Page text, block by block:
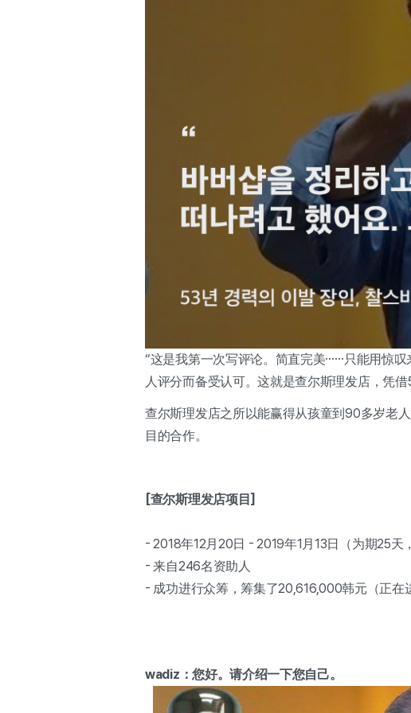
“这是我第一次写评论。简直完美……只能用惊
人评分而备受认可。这就是查尔斯理发店，凭
查尔斯理发店之所以能赢得从孩童到90多岁老
目的合作。
[查尔斯理发店项目]
- 2018年12月20日 - 2019年1月13日（为期25天
- 来自246名资助人
- 成功进行众筹，筹集了20,616,000韩元（正在
wadiz：您好。请介绍一下您自己。